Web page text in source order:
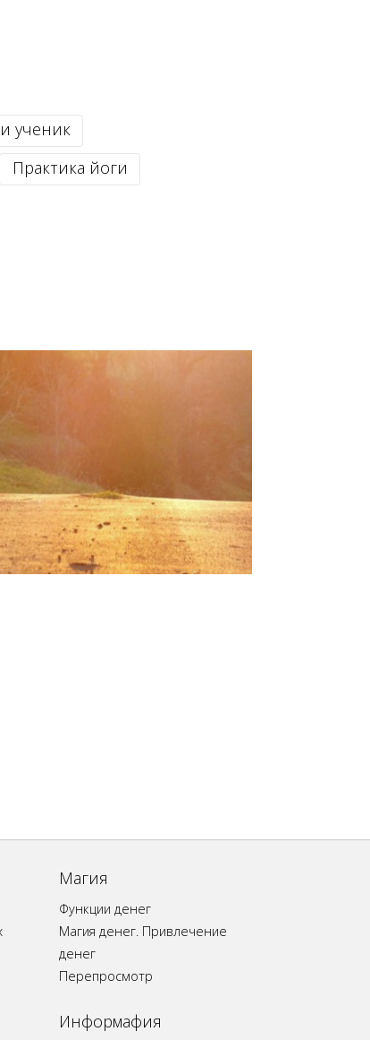
ученик
Практика йоги
Магия
Функции денег
Магия денег. Привлечение
денег
Перепросмотр
Информафия